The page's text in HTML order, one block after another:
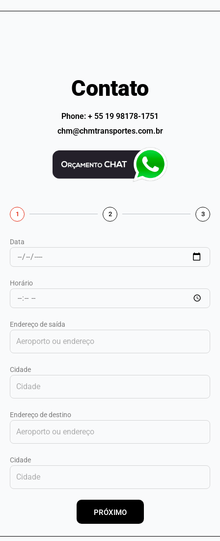
Contato
Phone: + 55 19 98178-1751
chm@chmtransportes.com.br
1 2 3
Data
Horário
Endereço de saída
Cidade
Endereço de destino
Cidade
PRÓXIMO